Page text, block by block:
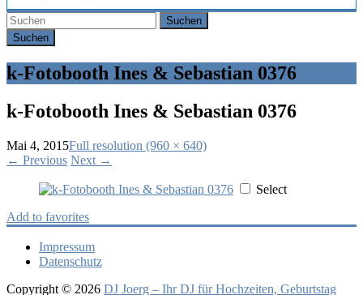
Suchen
k-Fotobooth Ines & Sebastian 0376
k-Fotobooth Ines & Sebastian 0376
Mai 4, 2015Full resolution (960 × 640)
← Previous Next →
Select
Add to favorites
Impressum
Datenschutz
Copyright © 2026 DJ Joerg – Ihr DJ für Hochzeiten, Geburtstag